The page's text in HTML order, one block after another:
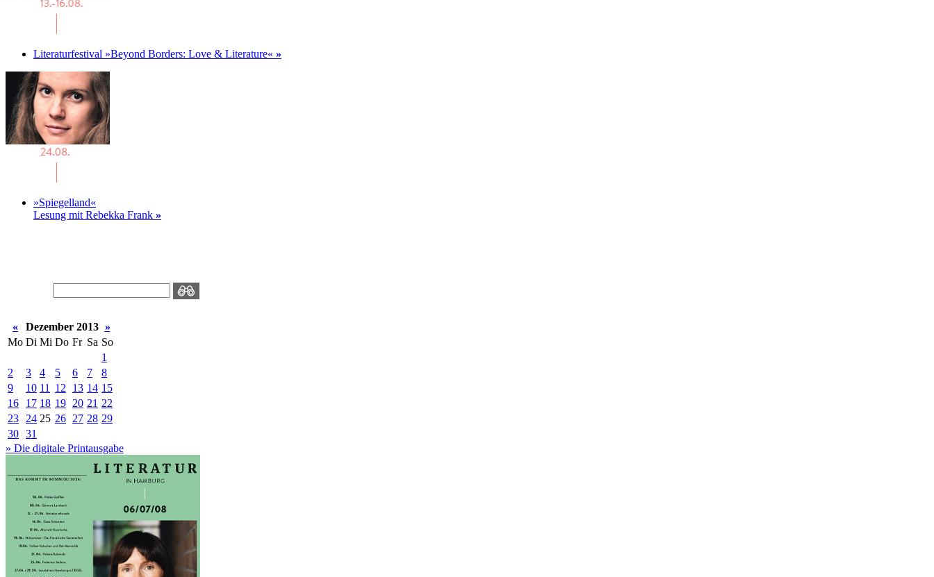
Literaturfestival »Beyond Borders: Love & Literature« »
»Spiegelland«
Lesung mit Rebekka Frank »
« Dezember 2013 »
Mo Di Mi Do Fr Sa So
1
2
3 4 5 6 7
8
9
10 11 12 13 14 15
16
17 18 19 20 21 22
23
24 25 26 27 28 29
30 31
» Die digitale Printausgabe